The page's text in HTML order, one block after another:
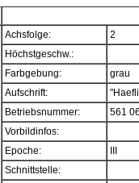
Achsfolge:
2
Höchstgeschw.:
Farbgebung:
grau
Aufschrift:
Betriebsnummer:
561
Vorbildinfos:
Epoche:
Schnittstelle: